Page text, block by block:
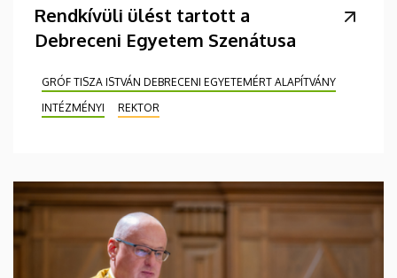
Rendkívüli ülést tartott a
Debreceni Egyetem Szenátusa
GRÓF TISZA ISTVÁN DEBRECENI EGYETEMÉRT ALAPÍTVÁNY
INTÉZMÉNYI
REKTOR